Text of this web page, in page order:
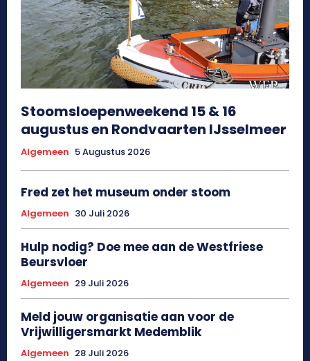
Stoomsloepenweekend 15 & 16
augustus en Rondvaarten IJsselmeer
Algemeen 5 Augustus 2026
Fred zet het museum onder stoom
Algemeen 30 Juli 2026
Hulp nodig? Doe mee aan de Westfriese
Beursvloer
Algemeen 29 Juli 2026
Meld jouw organisatie aan voor de
Vrijwilligersmarkt Medemblik
Algemeen 28 Juli 2026